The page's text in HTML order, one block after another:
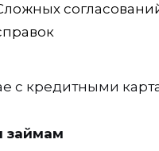
с кредитными
займам